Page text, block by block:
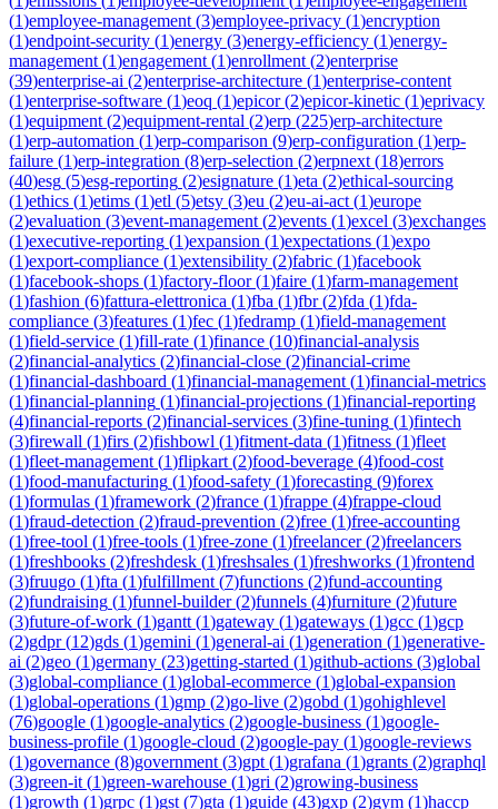
(1)employee-management (3)employee-privacy (1)encryption
(1)endpoint-security (1)energy (3)energy-efficiency (1)energy-
management (1)engagement (1)enrollment (2)enterprise
(39)enterprise-ai (2)enterprise-architecture (1)enterprise-content
(1)enterprise-software (1)eoq (1)epicor(2)epicor-kinetic (1)eprivacy
(1)equipment (2)equipment-rental (2)erp (225)erp-architecture
(1)erp-automation (1)erp-comparison (9)erp-configuration (1)erp-
failure (1)erp-integration (8)erp-selection (2)erpnext (18)errors
(40)esg (5)esg-reporting (2)esignature (1)eta (2)ethical-sourcing
(1)ethics (1)etims (1)etl (5)etsy (3)eu (2)eu-ai-act (1)europe
(2)evaluation (3)event-management (2)events (1)excel (3)exchanges
(1)executive-reporting (1)expansion (1)expectations (1)expo
(1)export-compliance (1)extensibility (2)fabric (1)facebook
(1)facebook-shops (1)factory-floor(1)faire (1)farm-management
(1)fashion (6)fattura-elettronica (1)fba (1)fbr(2)fda (1)fda-
compliance (3)features (1)fec (1)fedramp (1)field-management
(1)field-service (1)fill-rate (1)finance (10)financial-analysis
(2)financial-analytics (2)financial-close (2)financial-crime
(1)financial-dashboard (1)financial-management (1)financial-metrics
(1)financial-planning (1)financial-projections (1)financial-reporting
(4)financial-reports (2)financial-services (3)fine-tuning (1)fintech
(3)firewall (1)firs (2)fishbowl (1)fitment-data (1)fitness (1)fleet
(1)fleet-management (1)flipkart (2)food-beverage (4)food-cost
(1)food-manufacturing (1)food-safety (1)forecasting (9)forex
(1)formulas (1)framework (2)france (1)frappe (4)frappe-cloud
(1)fraud-detection (2)fraud-prevention (2)free (1)free-accounting
(1)free-tool (1)free-tools (1)free-zone (1)freelancer(2)freelancers
(1)freshbooks (2)freshdesk (1)freshsales (1)freshworks (1)frontend
(3)fruugo (1)fta (1)fulfillment (7)functions (2)fund-accounting
(2)fundraising (1)funnel-builder(2)funnels (4)furniture (2)future
(3)future-of-work (1)gantt (1)gateway (1)gateways (1)gcc (1)gcp
(2)gdpr(12)gds (1)gemini (1)general-ai (1)generation (1)generative-
ai (2)geo (1)germany (23)getting-started (1)github-actions (3)global
(3)global-compliance (1)global-ecommerce (1)global-expansion
(1)global-operations (1)gmp (2)go-live (2)gobd (1)gohighlevel
(76)google (1)google-analytics (2)google-business (1)google-
business-profile (1)google-cloud (2)google-pay (1)google-reviews
(1)governance (8)government (3)gpt (1)grafana (1)grants (2)graphql
(3)green-it (1)green-warehouse (1)gri (2)growing-business
(1)growth (1)grpc (1)gst (7)gta (1)guide (43)gxp (2)gym (1)haccp